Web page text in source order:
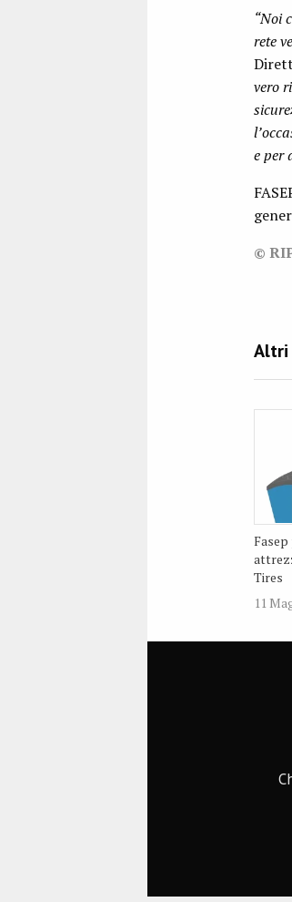
“Noi
rete
vero
e per
©
Tires
11